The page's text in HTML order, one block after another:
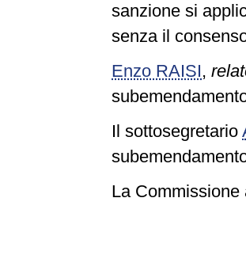
sanzione si
senza il
Enzo RAISI,
Il sottosegretario
La